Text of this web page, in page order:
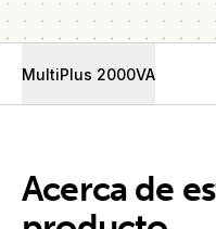
MultiPlus 2000VA
Acerca de